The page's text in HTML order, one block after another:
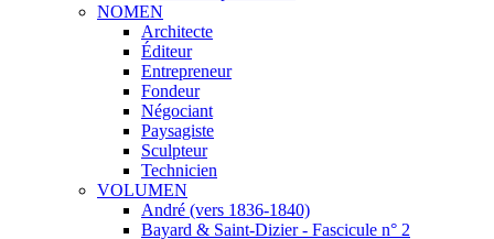
NOMEN
Architecte
Éditeur
Entrepreneur
Fondeur
Négociant
Paysagiste
Sculpteur
Technicien
VOLUMEN
André (vers 1836-1840)
Bayard & Saint-Dizier - Fascicule n° 2